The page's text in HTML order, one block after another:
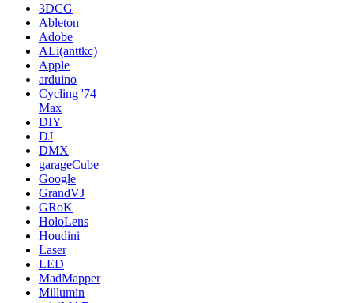
3DCG
Ableton
Adobe
ALi(anttkc)
Apple
arduino
Cycling '74
Max
DIY
DJ
DMX
garageCube
Google
GrandVJ
GRoK
HoloLens
Houdini
Laser
LED
MadMapper
Millumin